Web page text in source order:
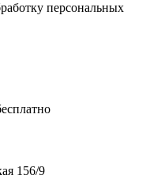
персональных
156/9